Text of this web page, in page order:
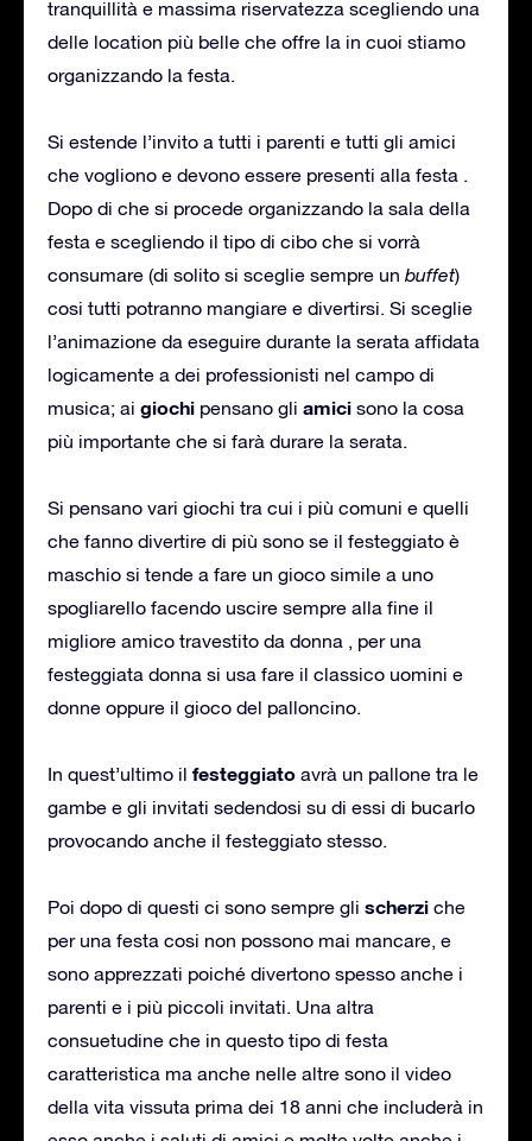
tranquillità e massima riservatezza scegliendo una
delle location più belle che offre la in cuoi stiamo
organizzando la festa.
Si estende l’invito a tutti i parenti e tutti gli amici
che vogliono e devono essere presenti alla festa .
Dopo di che si procede organizzando la sala della
festa e scegliendo il tipo di cibo che si vorrà
consumare (di solito si sceglie sempre un buffet)
cosi tutti potranno mangiare e divertirsi. Si sceglie
l’animazione da eseguire durante la serata affidata
logicamente a dei professionisti nel campo di
musica; ai giochi pensano gli amici sono la cosa
più importante che si farà durare la serata.
Si pensano vari giochi tra cui i più comuni e quelli
che fanno divertire di più sono se il festeggiato è
maschio si tende a fare un gioco simile a uno
spogliarello facendo uscire sempre alla fine il
migliore amico travestito da donna , per una
festeggiata donna si usa fare il classico uomini e
donne oppure il gioco del palloncino.
In quest’ultimo il festeggiato avrà un pallone tra le
gambe e gli invitati sedendosi su di essi di bucarlo
provocando anche il festeggiato stesso.
Poi dopo di questi ci sono sempre gli scherzi che
per una festa cosi non possono mai mancare, e
sono apprezzati poiché divertono spesso anche i
parenti e i più piccoli invitati. Una altra
consuetudine che in questo tipo di festa
caratteristica ma anche nelle altre sono il video
della vita vissuta prima dei 18 anni che includerà in